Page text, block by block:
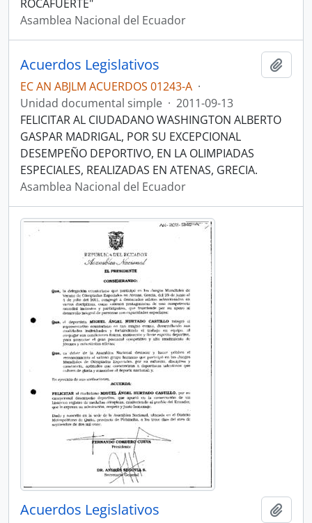
ROCAFUERTE"
Asamblea Nacional del Ecuador
Acuerdos Legislativos
EC AN ABJLM ACUERDOS 01243-A ·
Unidad documental simple · 2011-09-13
FELICITAR AL CIUDADANO WASHINGTON ALBERTO
GASPAR MADRIGAL, POR SU EXCEPCIONAL
DESEMPEÑO DEPORTIVO, EN LA OLIMPIADAS
ESPECIALES, REALIZADAS EN ATENAS, GRECIA.
Asamblea Nacional del Ecuador
Acuerdos Legislativos